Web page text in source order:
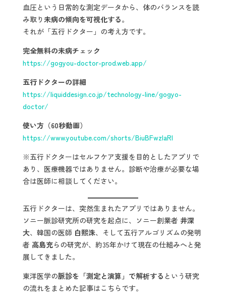
血圧という日常的な測定データから、体のバランスを読
み取り 未病の傾向を可視化する。
それが「五行ドクター」の考え方です。
完全無料の未病チェック
https://gogyou-doctor-prod.web.app/
五行ドクターの詳細
https://liquiddesign.co.jp/technology-line/gogyo-
doctor/
使い方（60秒動画）
https://www.youtube.com/shorts/BiuBFwzIaRI
※五行ドクターはセルフケア支援を目的としたアプリで
あり、医療機器ではありません。診断や治療が必要な場
合は医師に相談してください。
五行ドクターは、突然生まれたアプリではありません。
ソニー脈診研究所の研究を起点に、ソニー創業者 井深
大、韓国の医師 白熙洙、そして五行アルゴリズムの発明
者 高島充らの研究が、約35年かけて現在の仕組みへと発
展してきました。
東洋医学の脈診を「測定と演算」で解析する という研究
の流れをまとめた記事はこちらです。